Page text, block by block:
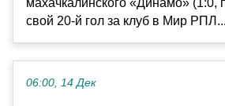
свой 20-й гол за клуб в Мир РПЛ...
06:00, 14 Дек